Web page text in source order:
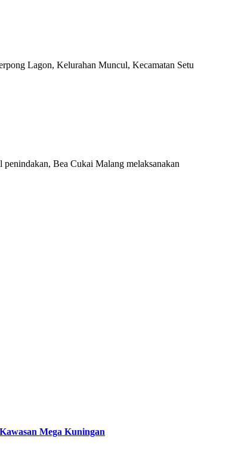
Lagon, Kelurahan Muncul, Kecamatan Setu
penindakan, Bea Cukai Malang melaksanakan
Mega Kuningan